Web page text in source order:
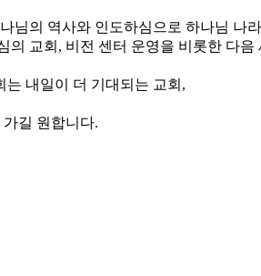
님의 역사와 인도하심으로 하나님 나
교회, 비전 센터 운영을 비롯한 다
내일이 더 기대되는 교회,
길 원합니다.